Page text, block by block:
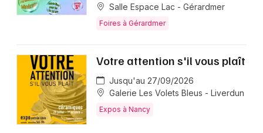
Salle Espace Lac - Gérardmer
Foires à Gérardmer
Votre attention s'il vous plaît
Jusqu'au 27/09/2026
Galerie Les Volets Bleus - Liverdun
Expos à Nancy